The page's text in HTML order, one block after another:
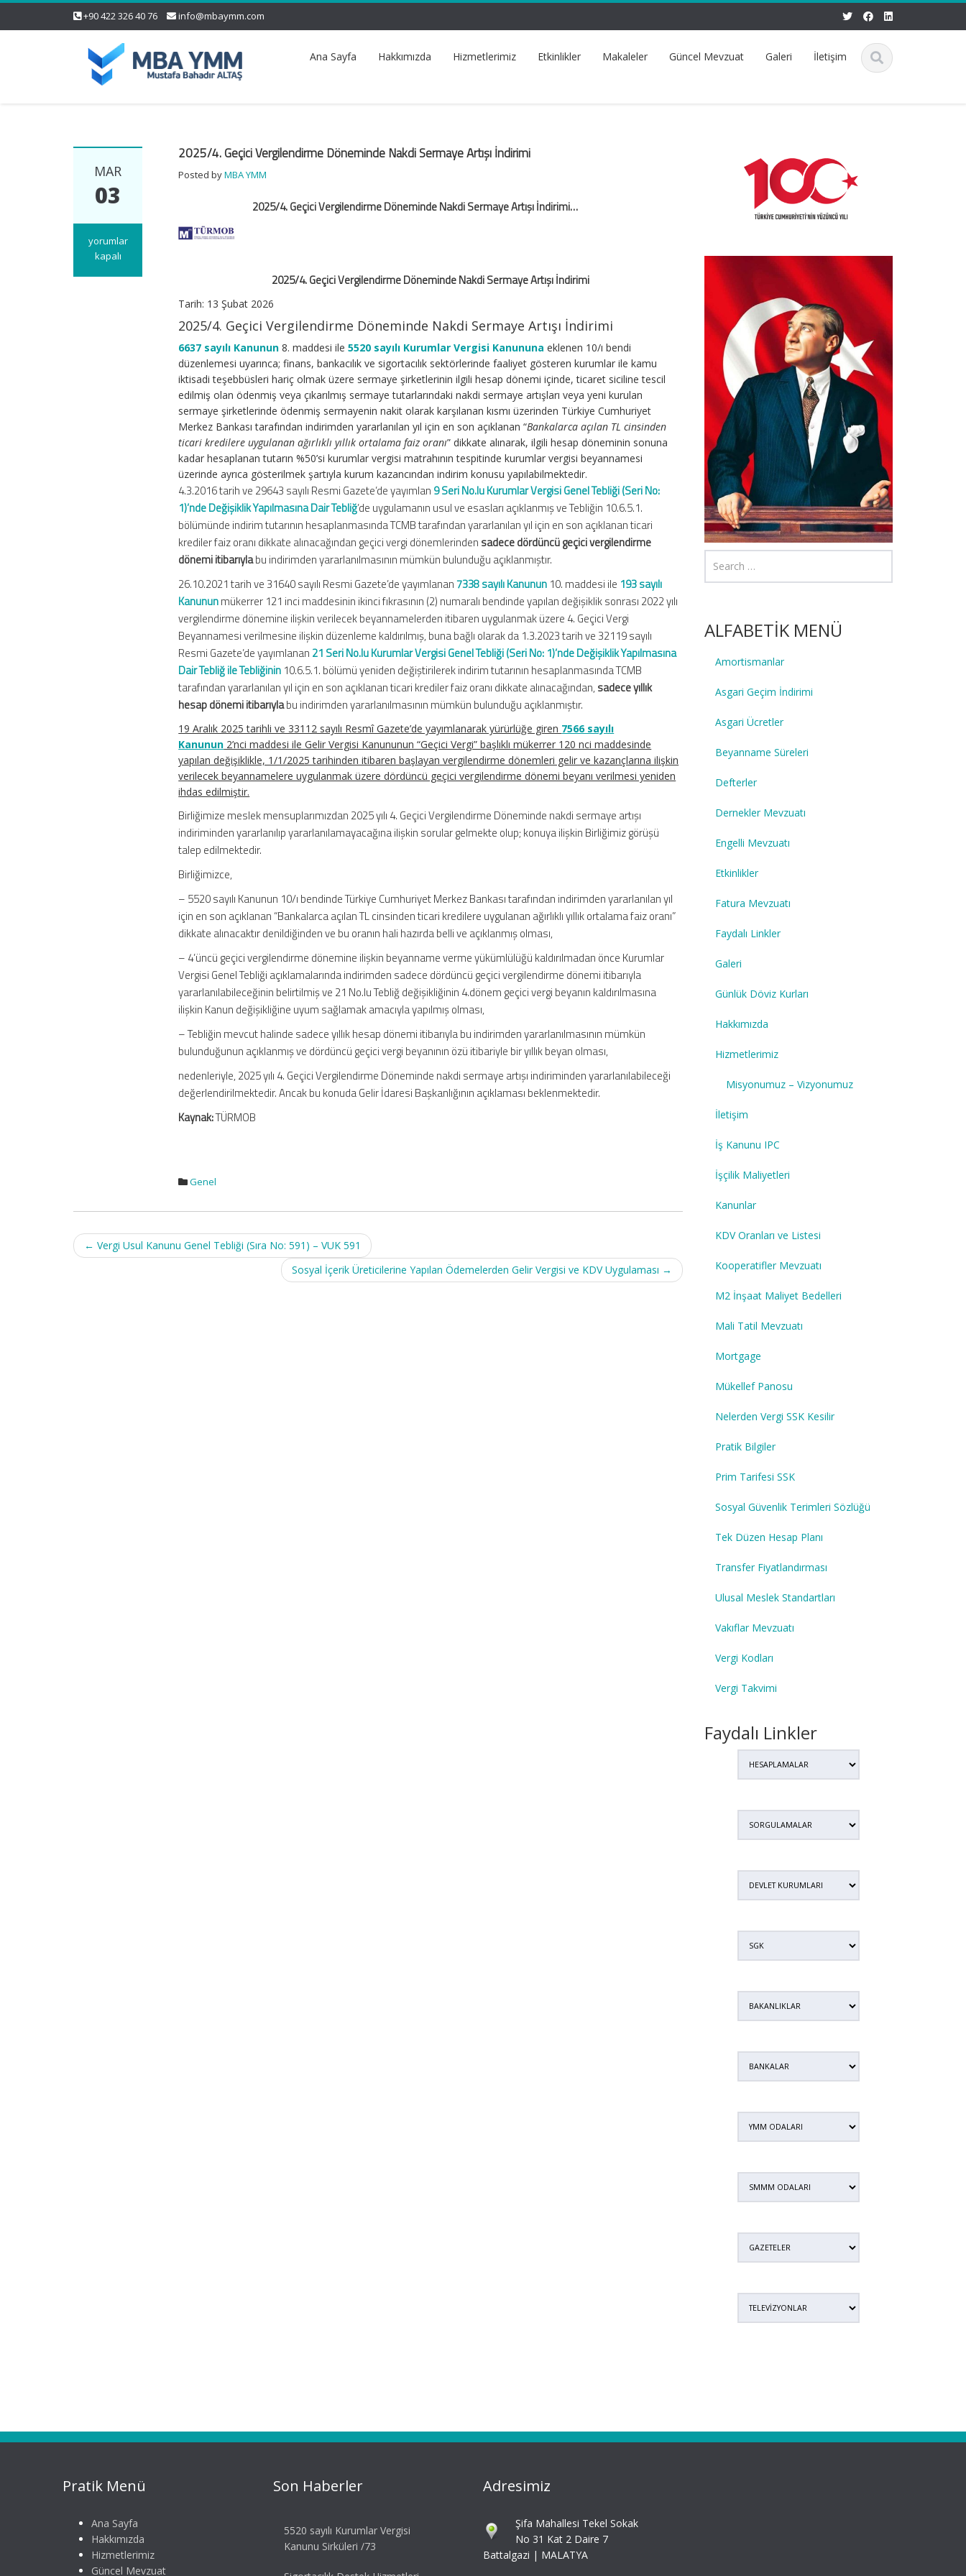
+90 422 326 40 76 info@mbaymm.com
Ana Sayfa Hakkımızda Hizmetlerimiz Etkinlikler Makaleler Güncel Mevzuat Galeri İletişim
MAR
03
2025/4.
Geçici
yorumlar
kapalı
2025/4. Geçici Vergilendirme Döneminde Nakdi Sermaye Artışı İndirimi
Posted byMBA YMM
2025/4. Geçici Vergilendirme Döneminde Nakdi Sermaye Artışı İndirimi…
2025/4. Geçici Vergilendirme Döneminde Nakdi Sermaye Artışı İndirimi
Tarih: 13 Şubat 2026
2025/4. Geçici Vergilendirme Döneminde Nakdi Sermaye Artışı İndirimi
6637 sayılı Kanunun 8. maddesi ile5520 sayılı Kurumlar Vergisi Kanununa eklenen 10/ı bendi
düzenlemesi uyarınca; finans, bankacılık ve sigortacılık sektörlerinde faaliyet gösteren kurumlar ile kamu
iktisadi teşebbüsleri hariç olmak üzere sermaye şirketlerinin ilgili hesap dönemi içinde, ticaret siciline tescil
edilmiş olan ödenmiş veya çıkarılmış sermaye tutarlarındaki nakdi sermaye artışları veya yeni kurulan
sermaye şirketlerinde ödenmiş sermayenin nakit olarak karşılanan kısmı üzerinden Türkiye Cumhuriyet
Merkez Bankası tarafından indirimden yararlanılan yıl için en son açıklanan “Bankalarca açılan TL cinsinden
ticari kredilere uygulanan ağırlıklı yıllık ortalama faiz oranı” dikkate alınarak, ilgili hesap döneminin sonuna
kadar hesaplanan tutarın %50’si kurumlar vergisi matrahının tespitinde kurumlar vergisi beyannamesi
üzerinde ayrıca gösterilmek şartıyla kurum kazancından indirim konusu yapılabilmektedir.
4.3.2016 tarih ve 29643 sayılı Resmi Gazete’de yayımlan 9 Seri No.lu Kurumlar Vergisi Genel Tebliği (Seri No:
1)’nde Değişiklik Yapılmasına Dair Tebliğ’de uygulamanın usul ve esasları açıklanmış ve Tebliğin 10.6.5.1.
bölümünde indirim tutarının hesaplanmasında TCMB tarafından yararlanılan yıl için en son açıklanan ticari
krediler faiz oranı dikkate alınacağından geçici vergi dönemlerinden sadece dördüncü geçici vergilendirme
dönemi itibarıylabu indirimden yararlanılmasının mümkün bulunduğu açıklanmıştır.
26.10.2021 tarih ve 31640 sayılı Resmi Gazete’de yayımlanan7338 sayılı Kanunun 10. maddesi ile 193 sayılı
Kanununmükerrer 121 inci maddesinin ikinci fıkrasının (2) numaralı bendinde yapılan değişiklik sonrası 2022 yılı
vergilendirme dönemine ilişkin verilecek beyannamelerden itibaren uygulanmak üzere 4. Geçici Vergi
Beyannamesi verilmesine ilişkin düzenleme kaldırılmış, buna bağlı olarak da 1.3.2023 tarih ve 32119 sayılı
Resmi Gazete’de yayımlanan 21 Seri No.lu Kurumlar Vergisi Genel Tebliği (Seri No: 1)’nde Değişiklik Yapılmasına
Dair Tebliğ ile Tebliğinin 10.6.5.1. bölümü yeniden değiştirilerek indirim tutarının hesaplanmasında TCMB
tarafından yararlanılan yıl için en son açıklanan ticari krediler faiz oranı dikkate alınacağından, sadece yıllık
hesap dönemi itibarıylabu indirimden yararlanılmasının mümkün bulunduğu açıklanmıştır.
19 Aralık 2025 tarihli ve 33112 sayılı Resmî Gazete’de yayımlanarak yürürlüğe giren 7566 sayılı
Kanunun 2’nci maddesi ile Gelir Vergisi Kanununun “Geçici Vergi” başlıklı mükerrer 120 nci maddesinde
yapılan değişiklikle, 1/1/2025 tarihinden itibaren başlayan vergilendirme dönemleri gelir ve kazançlarına ilişkin
verilecek beyannamelere uygulanmak üzere dördüncü geçici vergilendirme dönemi beyanı verilmesi yeniden
ihdas edilmiştir.
Birliğimize meslek mensuplarımızdan 2025 yılı 4. Geçici Vergilendirme Döneminde nakdi sermaye artışı
indiriminden yararlanılıp yararlanılamayacağına ilişkin sorular gelmekte olup; konuya ilişkin Birliğimiz görüşü
talep edilmektedir.
Birliğimizce,
– 5520 sayılı Kanunun 10/ı bendinde Türkiye Cumhuriyet Merkez Bankası tarafından indirimden yararlanılan yıl
için en son açıklanan “Bankalarca açılan TL cinsinden ticari kredilere uygulanan ağırlıklı yıllık ortalama faiz oranı”
dikkate alınacaktır denildiğinden ve bu oranın hali hazırda belli ve açıklanmış olması,
– 4’üncü geçici vergilendirme dönemine ilişkin beyanname verme yükümlülüğü kaldırılmadan önce Kurumlar
Vergisi Genel Tebliği açıklamalarında indirimden sadece dördüncü geçici vergilendirme dönemi itibarıyla
yararlanılabileceğinin belirtilmiş ve 21 No.lu Tebliğ değişikliğinin 4.dönem geçici vergi beyanın kaldırılmasına
ilişkin Kanun değişikliğine uyum sağlamak amacıyla yapılmış olması,
– Tebliğin mevcut halinde sadece yıllık hesap dönemi itibarıyla bu indirimden yararlanılmasının mümkün
bulunduğunun açıklanmış ve dördüncü geçici vergi beyanının özü itibariyle bir yıllık beyan olması,
nedenleriyle, 2025 yılı 4. Geçici Vergilendirme Döneminde nakdi sermaye artışı indiriminden yararlanılabileceği
değerlendirilmektedir. Ancak bu konuda Gelir İdaresi Başkanlığının açıklaması beklenmektedir.
Kaynak:TÜRMOB
Genel
Post
navigation
← Vergi Usul Kanunu Genel Tebliği (Sıra No: 591) – VUK 591
Sosyal İçerik Üreticilerine Yapılan Ödemelerden Gelir Vergisi ve KDV Uygulaması →
ALFABETİK MENÜ
Amortismanlar
Asgari Geçim İndirimi
Asgari Ücretler
Beyanname Süreleri
Defterler
Dernekler Mevzuatı
Engelli Mevzuatı
Etkinlikler
Fatura Mevzuatı
Faydalı Linkler
Galeri
Günlük Döviz Kurları
Hakkımızda
Hizmetlerimiz
Misyonumuz – Vizyonumuz
İletişim
İş Kanunu IPC
İşçilik Maliyetleri
Kanunlar
KDV Oranları ve Listesi
Kooperatifler Mevzuatı
M2 İnşaat Maliyet Bedelleri
Mali Tatil Mevzuatı
Mortgage
Mükellef Panosu
Nelerden Vergi SSK Kesilir
Pratik Bilgiler
Prim Tarifesi SSK
Sosyal Güvenlik Terimleri Sözlüğü
Tek Düzen Hesap Planı
Transfer Fiyatlandırması
Ulusal Meslek Standartları
Vakıflar Mevzuatı
Vergi Kodları
Vergi Takvimi
Faydalı Linkler
Pratik Menü
Ana Sayfa
Hakkımızda
Hizmetlerimiz
Güncel Mevzuat
Son Haberler
5520 sayılı Kurumlar Vergisi
Kanunu Sirküleri /73
Adresimiz
Şifa Mahallesi Tekel Sokak
No 31 Kat 2 Daire 7
Battalgazi | MALATYA